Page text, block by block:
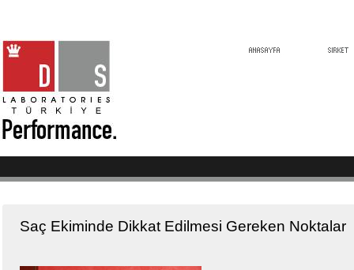
Saç Ekiminde Dikkat Edilmesi Gereken Noktalar